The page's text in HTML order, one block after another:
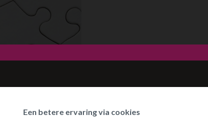
Een betere ervaring via cookies
Oeps,